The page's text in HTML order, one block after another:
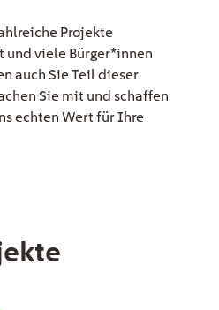
Projekte
und viele Bürger*innen
auch Sie Teil dieser
Sie mit und schaffen
echten Wert für Ihre